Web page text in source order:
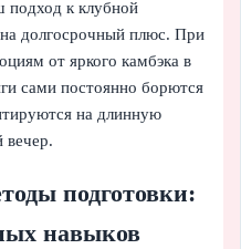
подход к клубной
долгосрочный плюс. При
от яркого камбэка в
сами постоянно борются
на длинную
вечер.
подготовки:
навыков